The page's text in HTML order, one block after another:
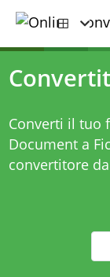
Converti il tuo
Document a
convertitore da